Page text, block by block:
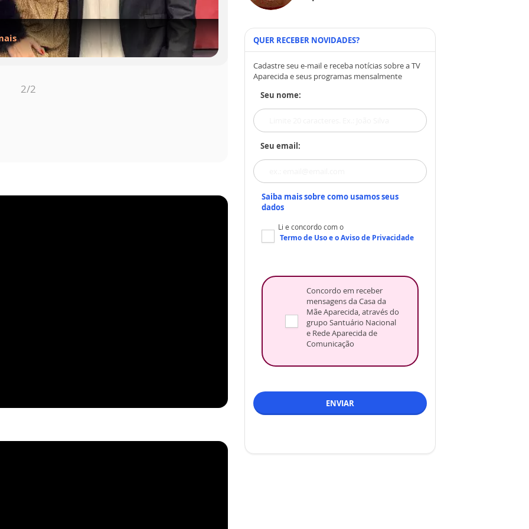
mais
1/2
QUER RECEBER NOVIDADES?
Cadastre seu e-mail e receba notícias sobre a TV
Aparecida e seus programas mensalmente
Seu nome:
Seu email:
Saiba mais sobre como usamos seus
dados
Li e concordo com o
Termo de Usoe oAviso de Privacidade
Concordo em receber
mensagens da Casa da
Mãe Aparecida, através do
grupo Santuário Nacional
e Rede Aparecida de
Comunicação
ENVIAR